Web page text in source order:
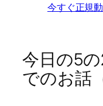
今すぐ正規
今日の5
でのお話